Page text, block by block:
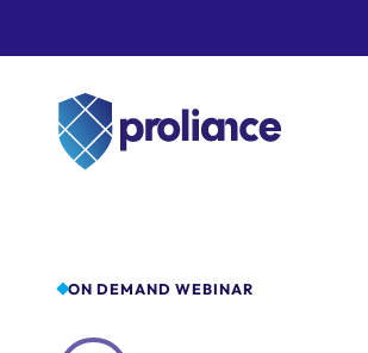
ON DEMAND WEBINAR